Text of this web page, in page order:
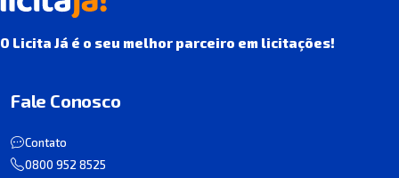
O Licita Já é o seu melhor parceiro em licitações!
Fale Conosco
Contato
0800 952 8525